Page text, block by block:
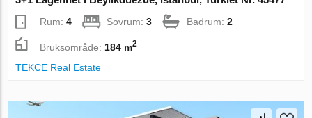
Rum:4 Sovrum:3 Badrum:2
Bruksområde: 184 m2
TEKCE Real Estate